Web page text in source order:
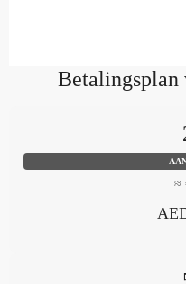
Betalingsplan
≈